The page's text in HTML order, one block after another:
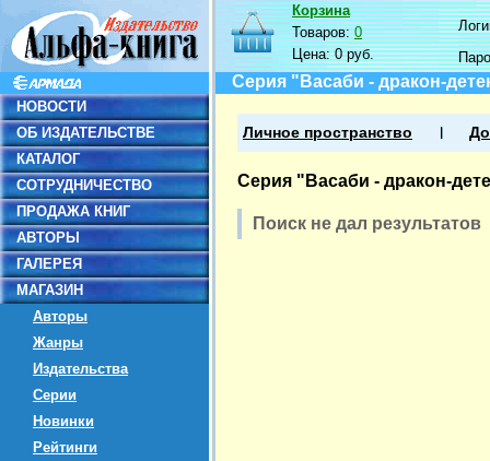
НОВОСТИ
ОБ ИЗДАТЕЛЬСТВЕ
КАТАЛОГ
СОТРУДНИЧЕСТВО
ПРОДАЖА КНИГ
АВТОРЫ
ГАЛЕРЕЯ
МАГАЗИН
Авторы
Жанры
Издательства
Серии
Новинки
Рейтинги
Корзина
Товаров:0
Цена:0 руб.
Серия "Васаби - дракон-
Личное пространство
Серия "Васаби - дракон-
Поиск не дал результатов